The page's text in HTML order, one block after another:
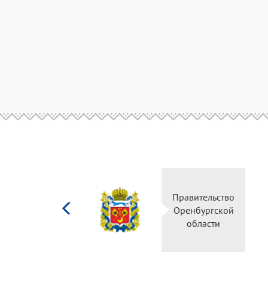
культуры
Российской
Правительство
Оренбургской
области